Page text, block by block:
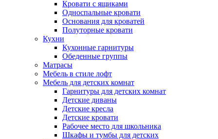
Кровати с ящиками
Односпальные кровати
Основания для кроватей
Полуторные кровати
Кухни
Кухонные гарнитуры
Обеденные группы
Матрасы
Мебель в стиле лофт
Мебель для детских комнат
Гарнитуры для детских комнат
Детские диваны
Детские кресла
Детские кровати
Рабочее место для школьника
Шкафы и тумбы для детских